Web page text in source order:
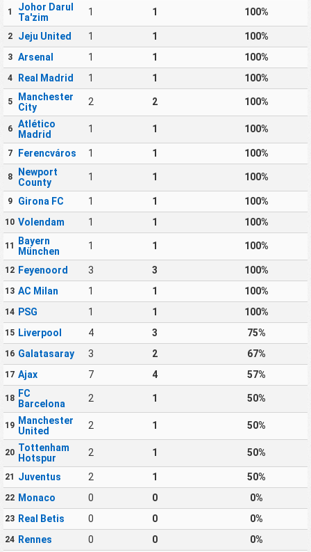
1
Johor Darul
Ta'zim
1 1 100%
2 Jeju United 1 1 100%
3 Arsenal 1 1 100%
4 Real Madrid 1 1 100%
5
Manchester
City
2 2 100%
6
Atlético
Madrid
1 1 100%
7 Ferencváros 1 1 100%
8
Newport
County
1 1 100%
9 Girona FC 1 1 100%
10 Volendam 1 1 100%
11
Bayern
München
1 1 100%
12 Feyenoord 3 3 100%
13 AC Milan 1 1 100%
14 PSG 1 1 100%
15 Liverpool 4 3 75%
16 Galatasaray 3 2 67%
17 Ajax 7 4 57%
18 FC
Barcelona
2 1 50%
19 Manchester
United
2 1 50%
20 Tottenham
Hotspur
2 1 50%
21 Juventus 2 1 50%
22 Monaco 0 0 0%
23 Real Betis 0 0 0%
24 Rennes 0 0 0%